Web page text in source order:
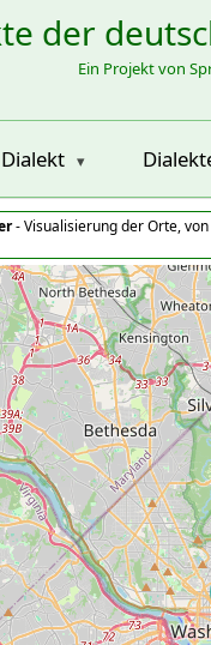
der
Ein Projekt von
- Visualisierung der Orte,